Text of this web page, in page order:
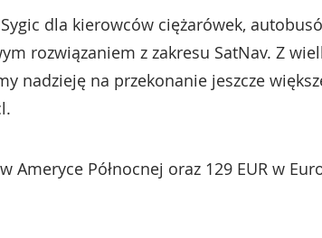
dla kierowców ciężarówek,
rozwiązaniem z zakresu SatNav. Z
nadzieję na przekonanie jeszcze
Ameryce Północnej oraz 129 EUR w